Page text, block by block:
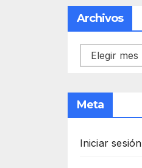
Archivos
Archivos
Meta
Iniciar sesión